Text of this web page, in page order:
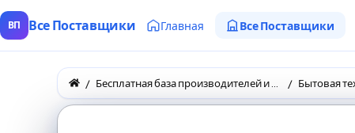
ВП Все Поставщики Главная Все Поставщики
Бытовая